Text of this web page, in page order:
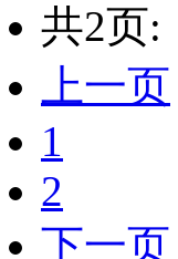
共2页:
上一页
1
2
下一页